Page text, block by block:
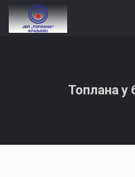
Топлана у